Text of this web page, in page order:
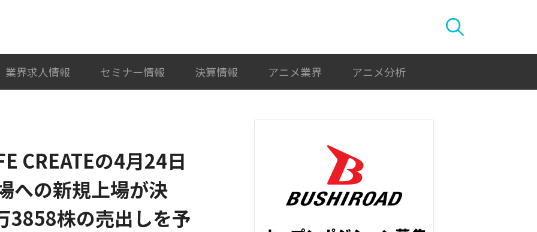
業界求人情報 セミナー情報 決算情報 アニメ業界 アニメ分析
CREATEの4月24日
への新規上場が決
株の売出しを予